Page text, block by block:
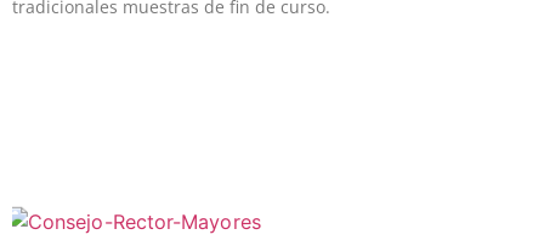
tradicionales muestras de fin de curso.